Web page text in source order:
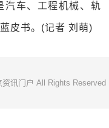
汽车、工程机械、轨
皮书。(记者 刘萌)
讯门户 All Rights Reserved